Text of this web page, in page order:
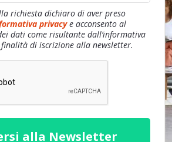
richiesta dichiaro di aver preso
privacye acconsento al
dati come risultante dall’informativa
di iscrizione alla newsletter.